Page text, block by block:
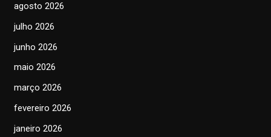
agosto 2026
julho 2026
junho 2026
maio 2026
março 2026
fevereiro 2026
janeiro 2026